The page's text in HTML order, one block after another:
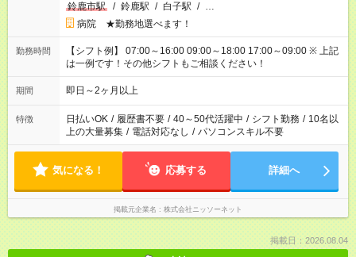
鈴鹿市駅
/ 鈴鹿駅 / 白子駅 / …
病院 ★勤務地選べます！
勤務時間
【シフト例】 07:00～16:00 09:00～18:00 17:00～09:00 ※ 上記
は一例です！その他シフトもご相談ください！
期間 即日～2ヶ月以上
特徴 日払いOK / 履歴書不要 / 40～50代活躍中 / シフト勤務 / 10名以
上の大量募集 / 電話対応なし / パソコンスキル不要
気になる！ 応募する 詳細へ
掲載元企業名 株式会社ニッソーネット
掲載日：2026.08.04